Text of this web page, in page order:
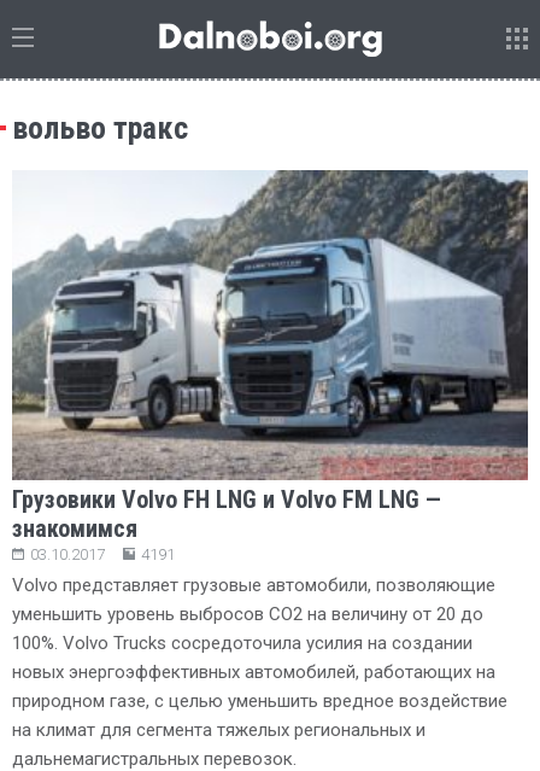
вольво тракс
Грузовики Volvo FH LNG и Volvo FM LNG —
знакомимся
03.10.2017 4191
Volvo представляет грузовые автомобили, позволяющие
уменьшить уровень выбросов CO2 на величину от 20 до
100%. Volvo Trucks сосредоточила усилия на создании
новых энергоэффективных автомобилей, работающих на
природном газе, с целью уменьшить вредное воздействие
на климат для сегмента тяжелых региональных и
дальнемагистральных перевозок.